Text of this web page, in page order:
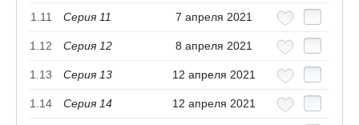
1.11 Серия 11 7 апреля 2021
1.12 Серия 12 8 апреля 2021
1.13 Серия 13 12 апреля 2021
1.14 Серия 14 12 апреля 2021